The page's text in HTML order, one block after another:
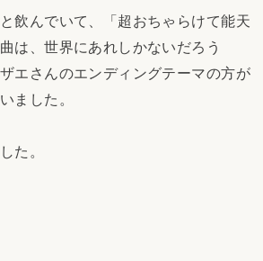
飲んでいて、「超おちゃらけて能天
は、世界にあれしかないだろう
エさんのエンディングテーマの方が
ました。
た。